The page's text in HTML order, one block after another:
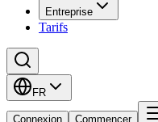
Entreprise
Tarifs
FR
Connexion Commencer